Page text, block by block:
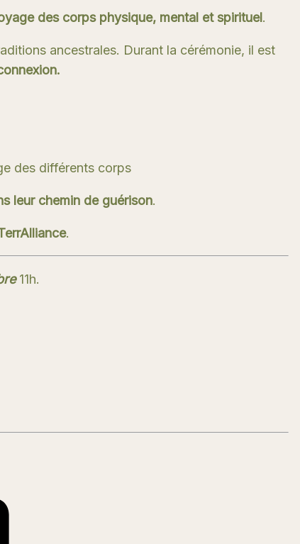
des corps physique, mental et spirituel.
ancestrales. Durant la cérémonie, il est
des différents corps
leur chemin de guérison.
.
11h.